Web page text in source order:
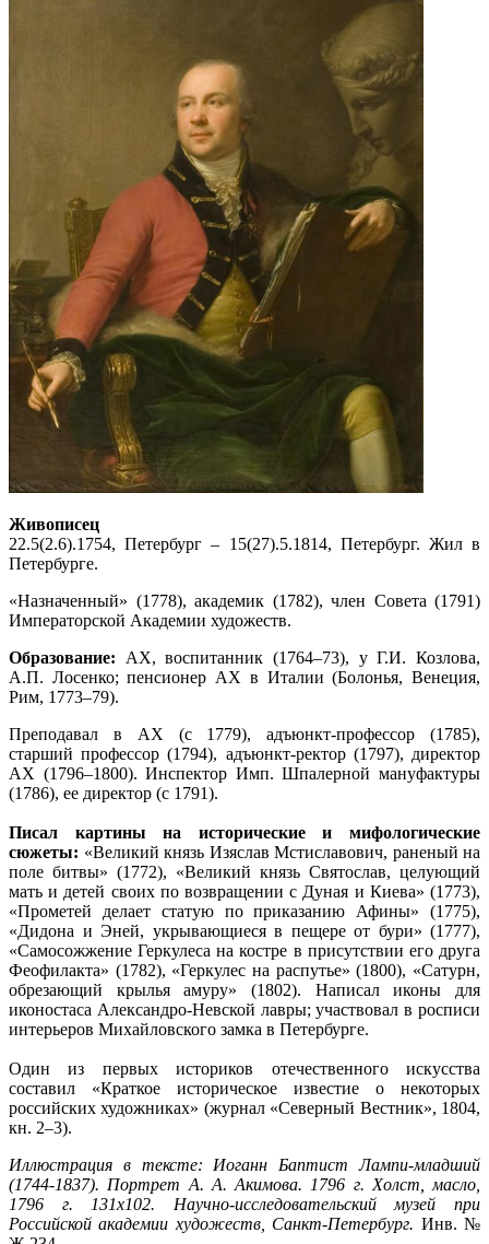
Живописец
22.5(2.6).1754, Петербург – 15(27).5.1814, Петербург. Жил в
Петербурге.
«Назначенный» (1778), академик (1782), член Совета (1791)
Императорской Академии художеств.
Образование: АХ, воспитанник (1764–73), у Г.И. Козлова,
А.П. Лосенко; пенсионер АХ в Италии (Болонья, Венеция,
Рим, 1773–79).
Преподавал в АХ (с 1779), адъюнкт-профессор (1785),
старший профессор (1794), адъюнкт-ректор (1797), директор
АХ (1796–1800). Инспектор Имп. Шпалерной мануфактуры
(1786), ее директор (с 1791).
Писал картины на исторические и мифологические
сюжеты: «Великий князь Изяслав Мстиславович, раненый на
поле битвы» (1772), «Великий князь Святослав, целующий
мать и детей своих по возвращении с Дуная и Киева» (1773),
«Прометей делает статую по приказанию Афины» (1775),
«Дидона и Эней, укрывающиеся в пещере от бури» (1777),
«Самосожжение Геркулеса на костре в присутствии его друга
Феофилакта» (1782), «Геркулес на распутье» (1800), «Сатурн,
обрезающий крылья амуру» (1802). Написал иконы для
иконостаса Александро-Невской лавры; участвовал в росписи
интерьеров Михайловского замка в Петербурге.
Один из первых историков отечественного искусства
составил «Краткое историческое известие о некоторых
российских художниках» (журнал «Северный Вестник», 1804,
кн. 2–3).
Иллюстрация в тексте: Иоганн Баптист Лампи-младший
(1744-1837). Портрет А. А. Акимова. 1796 г. Холст, масло,
1796 г. 131х102. Научно-исследовательский музей при
Российской академии художеств, Санкт-Петербург. Инв. №